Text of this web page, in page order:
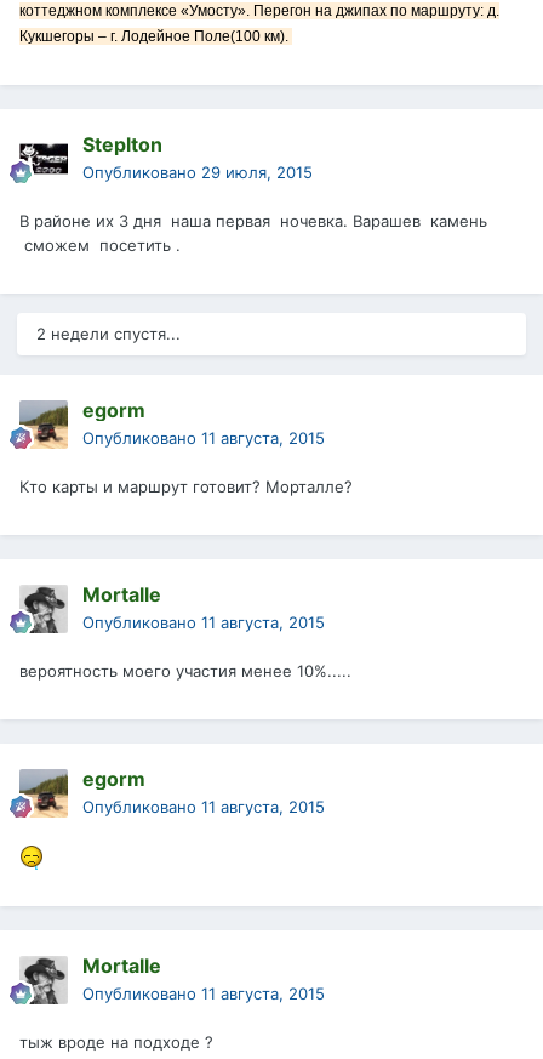
коттеджном комплексе «Умосту». Перегон на джипах по маршруту: д.
Кукшегоры – г. Лодейное Поле(100 км).
Steplton
Опубликовано 29 июля, 2015
В районе их 3 дня наша первая ночевка. Варашев камень
сможем посетить .
2 недели спустя...
egorm
Опубликовано 11 августа, 2015
Кто карты и маршрут готовит? Морталле?
Mortalle
Опубликовано 11 августа, 2015
вероятность моего участия менее 10%.....
egorm
Опубликовано 11 августа, 2015
Mortalle
Опубликовано 11 августа, 2015
тыж вроде на подходе ?